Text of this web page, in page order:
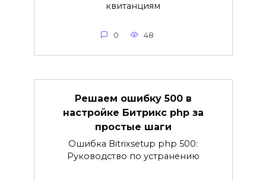
квитанциям
0 48
Решаем ошибку 500 в
настройке Битрикс php за
простые шаги
Ошибка Bitrixsetup php 500:
Руководство по устранению